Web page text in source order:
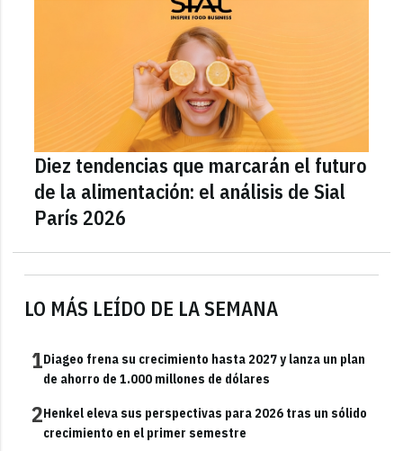
LO MÁS LEÍDO DE LA SEMANA
1Diageo frena su crecimiento hasta 2027 y lanza un plan
de ahorro de 1.000 millones de dólares
2Henkel eleva sus perspectivas para 2026 tras un sólido
crecimiento en el primer semestre
Diez tendencias que marcarán el futuro
de la alimentación: el análisis de Sial
París 2026